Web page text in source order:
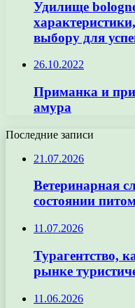
Удилище
выбору для
26.10.2022
Приманка и
амура
Последние записи
21.07.2026
Ветеринарная
состоянии
11.07.2026
Турагентство,
рынке
11.06.2026